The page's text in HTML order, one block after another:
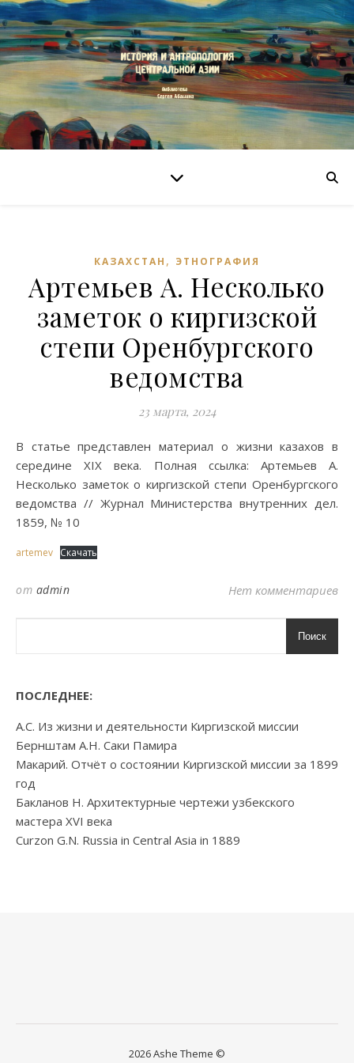
КАЗАХСТАН , ЭТНОГРАФИЯ
Артемьев А. Несколько
заметок о киргизской
степи Оренбургского
ведомства
23 марта, 2024
В статье представлен материал о жизни казахов в
середине XIX века. Полная ссылка: Артемьев А.
Несколько заметок о киргизской степи Оренбургского
ведомства // Журнал Министерства внутренних дел.
1859, № 10
artemev Скачать
от admin Нет комментариев
Поиск
ПОСЛЕДНЕЕ:
А.С. Из жизни и деятельности Киргизской миссии
Бернштам А.Н. Саки Памира
Макарий. Отчёт о состоянии Киргизской миссии за 1899
год
Бакланов Н. Архитектурные чертежи узбекского
мастера XVI века
Curzon G.N. Russia in Central Asia in 1889
2026 Ashe Theme ©